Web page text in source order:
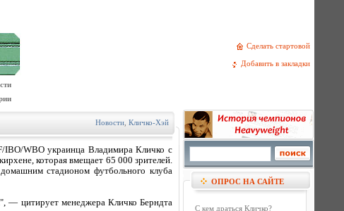
Сделать стартовой
Добавить в закладки
Новости Кличко-Хэй
IBO/WBO украинца Владимира Кличко с
которая вмещает 65 000 зрителей.
стадионом футбольного клуба
— цитирует менеджера Кличко Берндта
ОПРОС НА САЙТЕ
С кем драться Кличко?